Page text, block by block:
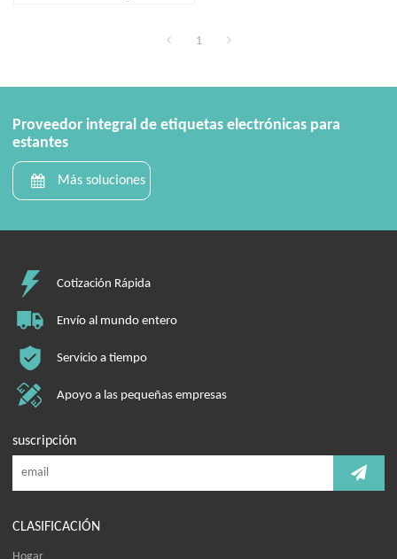
1
Proveedor integral de etiquetas electrónicas para
estantes
Más soluciones
Cotización Rápida
Envío al mundo entero
Servicio a tiempo
Apoyo a las pequeñas empresas
suscripción
CLASIFICACIÓN